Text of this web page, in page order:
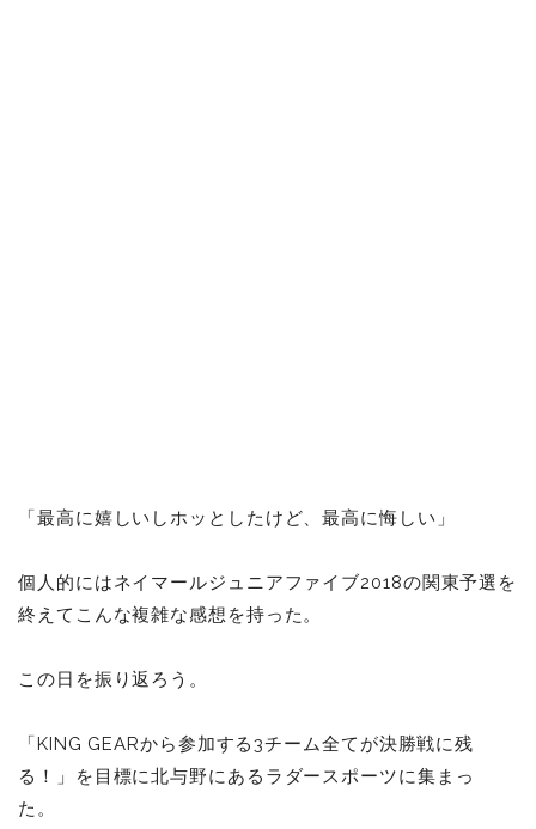
「最高に嬉しいしホッとしたけど、最高に悔しい」
個人的にはネイマールジュニアファイブ2018の関東予選を
終えてこんな複雑な感想を持った。
この日を振り返ろう。
「KING GEARから参加する3チーム全てが決勝戦に残
る！」を目標に北与野にあるラダースポーツに集まっ
た。